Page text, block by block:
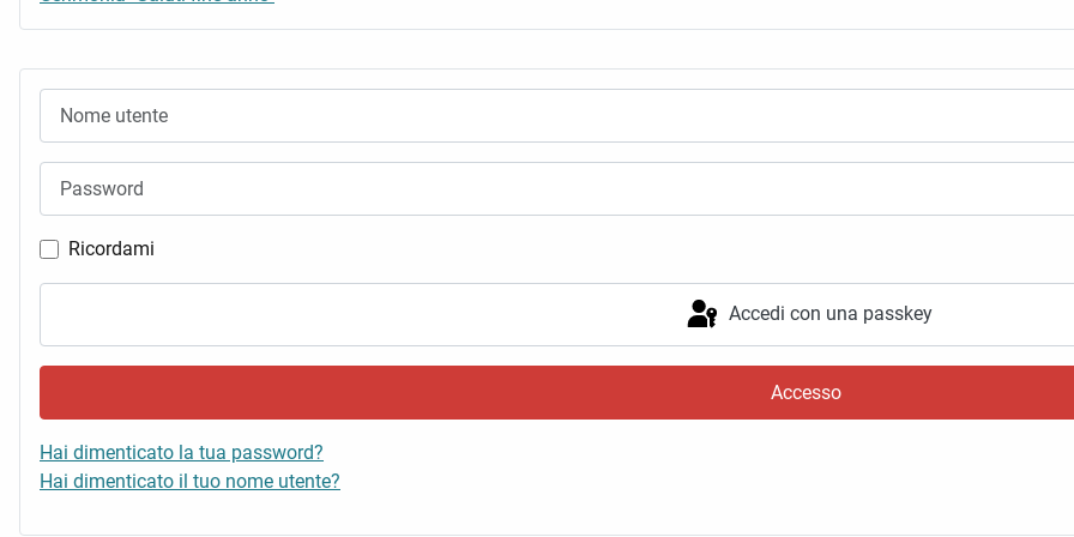
Ricordami
Accedi con una passkey
Accesso
Hai dimenticato la tua password?
Hai dimenticato il tuo nome utente?